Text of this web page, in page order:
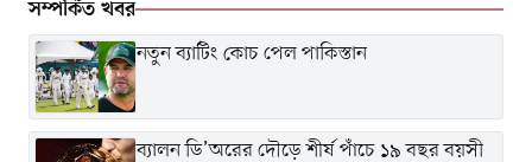
সম্পর্কিত খবর
নতুন ব্যাটিং কোচ পেল পাকিস্তান
ব্যালন ডি’অরের দৌড়ে শীর্ষ পাঁচে ১৯ বছর বয়সী